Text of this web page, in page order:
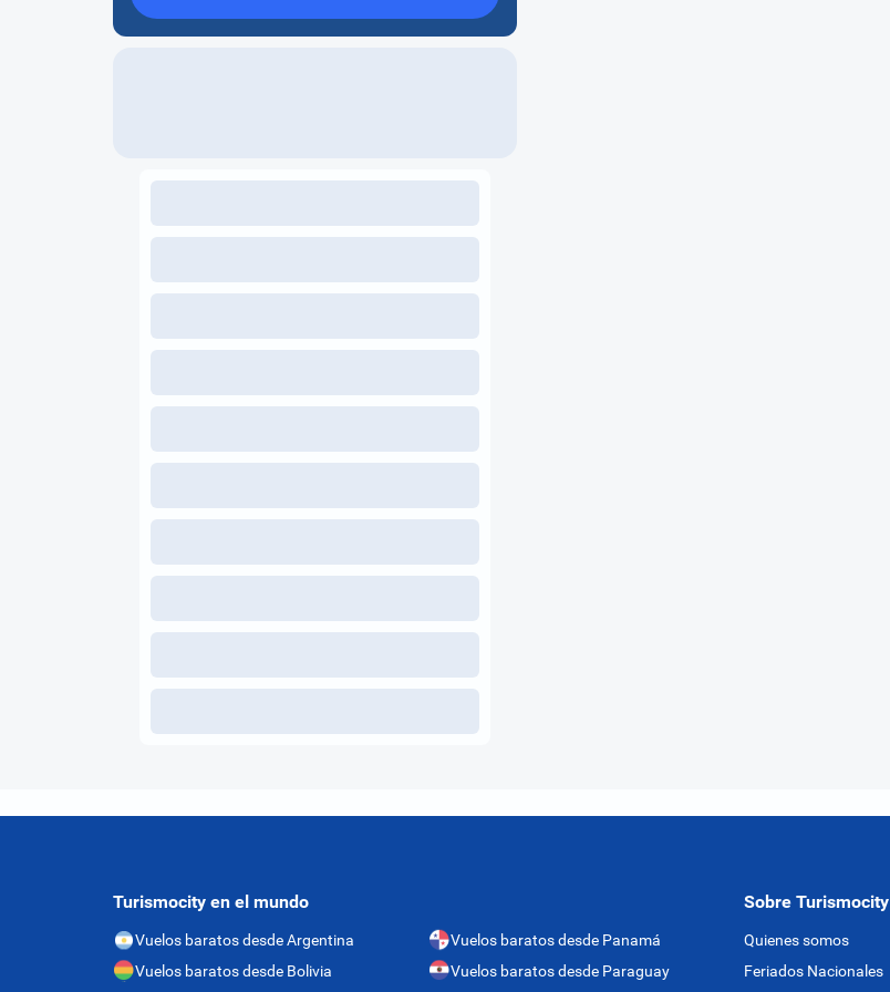
Turismocity en el mundo
Vuelos baratos desde Argentina
Vuelos baratos desde Bolivia
Vuelos baratos desde Panamá
Vuelos baratos desde Paraguay
Sobre Turismocity
Quienes somos
Feriados Nacionales